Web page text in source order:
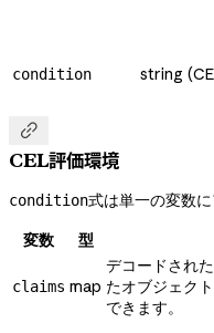
condition string

CEL評価環境
condition式は単一の変数に
変数
型
claims map
デコードされ
たオブジェク
できます。